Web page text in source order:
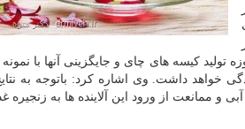
کیسه های چای و جایگزینی آنها با نمونه
خواهد داشت. وی اشاره کرد: باتوجه به
و ممانعت از ورود این آلاینده ها به